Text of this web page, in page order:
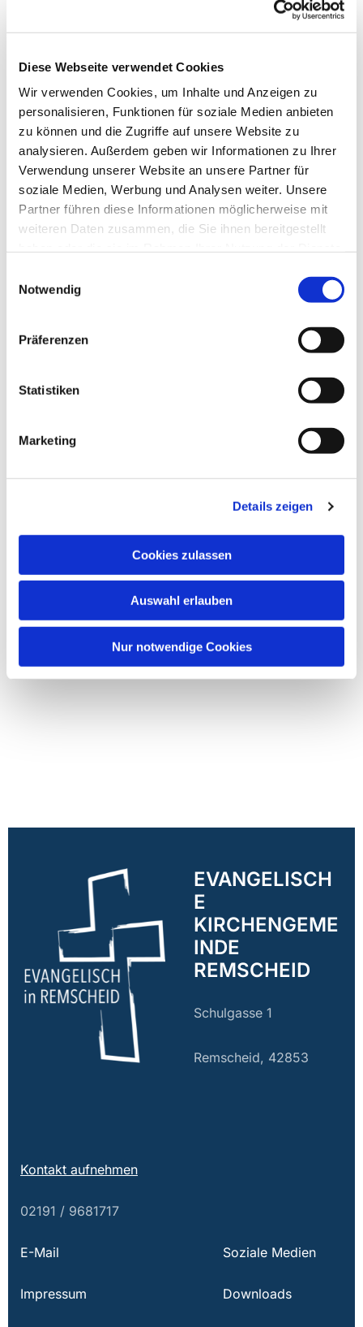
Diese Webseite verwendet Cookies
Wir verwenden Cookies, um Inhalte und Anzeigen zu
personalisieren, Funktionen für soziale Medien anbieten
zu können und die Zugriffe auf unsere Website zu
analysieren. Außerdem geben wir Informationen zu Ihrer
Verwendung unserer Website an unsere Partner für
soziale Medien, Werbung und Analysen weiter. Unsere
Partner führen diese Informationen möglicherweise mit
weiteren Daten zusammen, die Sie ihnen bereitgestellt
Notwendig
Präferenzen
Statistiken
Marketing
Details zeigen
Cookies zulassen
Auswahl erlauben
Nur notwendige Cookies
EVANGELISCH
E
KIRCHENGEME
INDE
REMSCHEID
Schulgasse 1
Remscheid, 42853
Kontakt aufnehmen
02191 / 9681717
E-Mail
Impressum
Soziale Medien
Downloads